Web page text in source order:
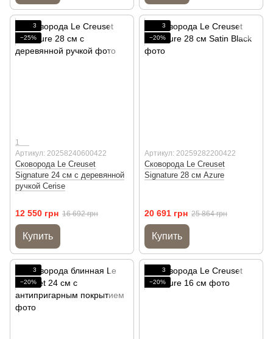
3
−25%
1
Артикул: 20258240600422
Сковорода Le Creuset
Signature 24 см с деревянной
ручкой Cerise
12 550 грн 16 692 грн
Купить
3
−20%
Артикул: 20259282200422
Сковорода Le Creuset
Signature 28 см Azure
20 691 грн 25 864 грн
Купить
3
−20%
3
−20%